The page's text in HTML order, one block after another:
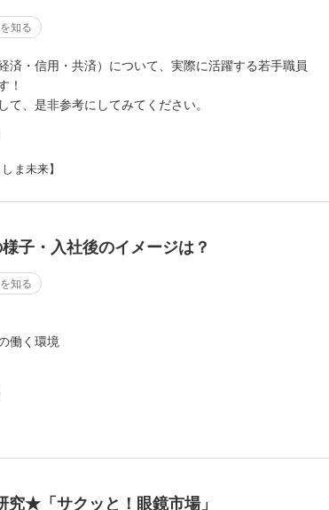
知る
済・信用・共済）について、実際に活躍する若手職員
！
て、是非参考にしてみてください。
ま未来】
子・入社後のイメージは？
知る
働く環境
★「サクッと！眼鏡市場」